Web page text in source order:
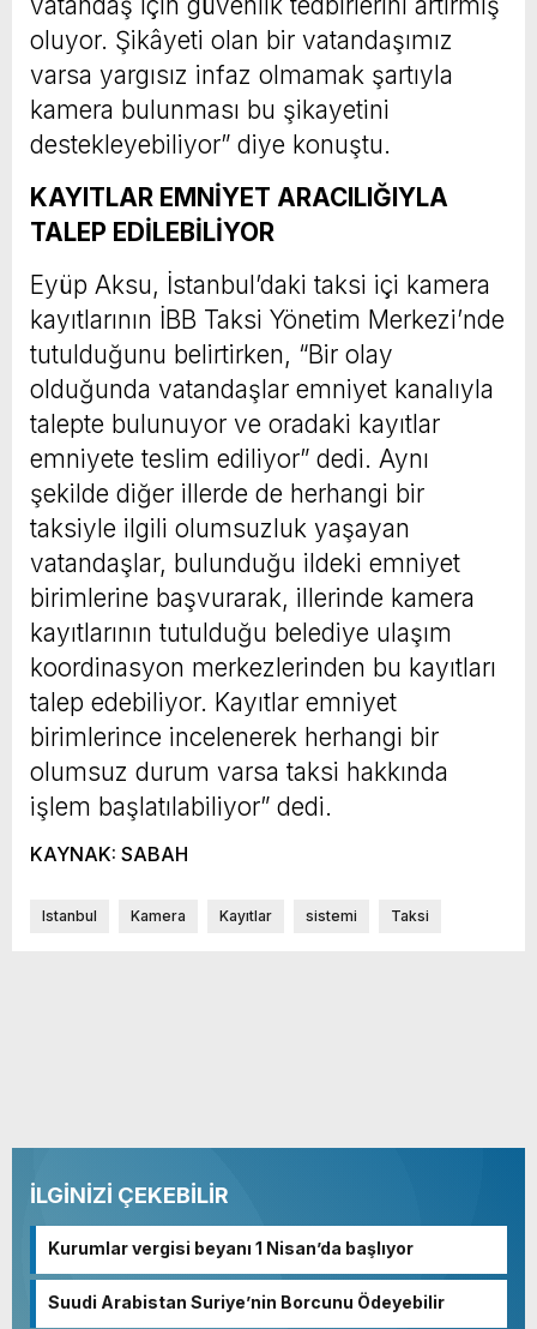
oluyor. Şikâyeti olan bir vatandaşımız
varsa yargısız infaz olmamak şartıyla
kamera bulunması bu şikayetini
destekleyebiliyor” diye konuştu.
KAYITLAR EMNİYET ARACILIĞIYLA
TALEP EDİLEBİLİYOR
Eyüp Aksu, İstanbul’daki taksi içi kamera
kayıtlarının İBB Taksi Yönetim Merkezi’nde
tutulduğunu belirtirken, “Bir olay
olduğunda vatandaşlar emniyet kanalıyla
talepte bulunuyor ve oradaki kayıtlar
emniyete teslim ediliyor” dedi. Aynı
şekilde diğer illerde de herhangi bir
taksiyle ilgili olumsuzluk yaşayan
vatandaşlar, bulunduğu ildeki emniyet
birimlerine başvurarak, illerinde kamera
kayıtlarının tutulduğu belediye ulaşım
koordinasyon merkezlerinden bu kayıtları
talep edebiliyor. Kayıtlar emniyet
birimlerince incelenerek herhangi bir
olumsuz durum varsa taksi hakkında
işlem başlatılabiliyor” dedi.
KAYNAK: SABAH
Istanbul Kamera Kayıtlar sistemi Taksi
İLGİNİZİ ÇEKEBİLİR
Kurumlar vergisi beyanı 1 Nisan’da başlıyor
Suudi Arabistan Suriye’nin Borcunu Ödeyebilir